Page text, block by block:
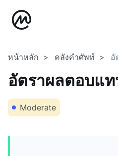
หน้าหลัก คลังคำศัพท์ อั
อัตราผลตอบแ
Moderate